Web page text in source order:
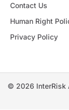
Contact Us
Human Right
Privacy Policy
© 2026 InterRisk